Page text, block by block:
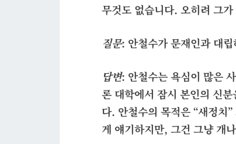
무것도 없습니다. 오히려 그
질문: 안철수가 문재인과 대
답변: 안철수는 욕심이 많은
론 대학에서 잠시 본인의 신
다. 안철수의 목적은 “새정치
게 얘기하지만, 그건 그냥 개